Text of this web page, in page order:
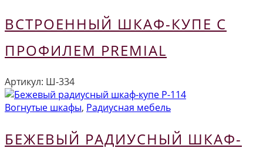
ВСТРОЕННЫЙ ШКАФ-КУПЕ С
ПРОФИЛЕМ PREMIAL
Артикул: Ш-334
Вогнутые шкафы, Радиусная мебель
БЕЖЕВЫЙ РАДИУСНЫЙ ШКАФ-